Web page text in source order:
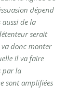
dépend
de la
serait
va donc monter
il va faire
par la
sont amplifiées